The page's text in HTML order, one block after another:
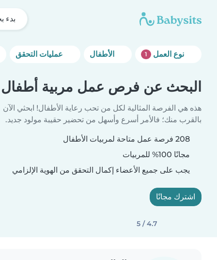
بدء
1
البحث عن فرص عمل مربية أطفال
هذه هي الفرصة المثالية لكل من تحب رعاية الأطفال! ابحثي
بالقرب منك؛ فالأمر أسرع وأسهل من تحضير حقيبة مولود جديد.
208 فرصة عمل متاحة لمربيات الأطفال
مجانًا 100% للمربيات
يجب على جميع الأعضاء إكمال التحقق من الهوية الإلزامي
اشترك مجانًا
4.7 / 5